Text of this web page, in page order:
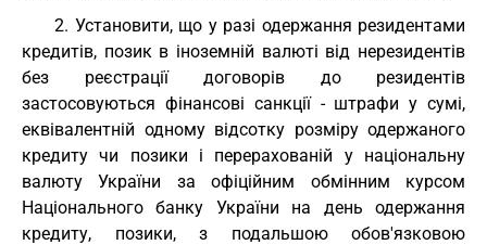
2. Установити, що у разі одержання резидентами
кредитів, позик в іноземній валюті від нерезидентів
без реєстрації договорів до резидентів
застосовуються фінансові санкції - штрафи у сумі,
еквівалентній одному відсотку розміру одержаного
кредиту чи позики і перерахованій у національну
валюту України за офіційним обмінним курсом
Національного банку України на день одержання
кредиту, позики, з подальшою обов'язковою